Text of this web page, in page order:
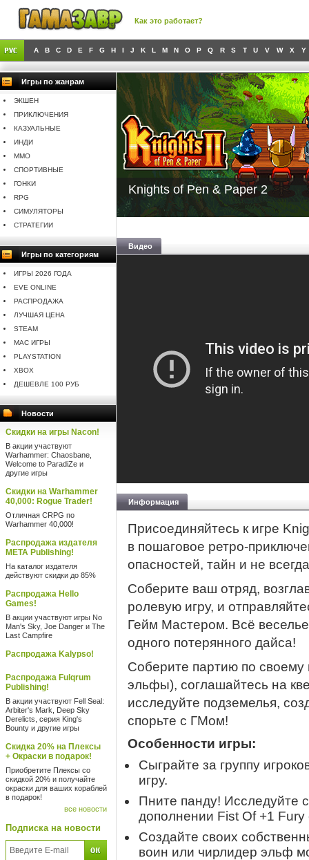
Как это работает?
A B C D E F G H I J K L M N O P Q R S T U V W X Y
Игры по жанрам
ЭКШЕН
ПРИКЛЮЧЕНИЯ
КАЗУАЛЬНЫЕ
ИНДИ
MMO
СПОРТИВНЫЕ
ГОНКИ
RPG
СИМУЛЯТОРЫ
СТРАТЕГИИ
Игры по категориям
ИГРЫ 2026 ГОДА
EVE ONLINE
РАСПРОДАЖА
ЛУЧШАЯ ЦЕНА
STEAM
MAC ИГРЫ
PLAYSTATION
XBOX
ДЕШЕВЛЕ 100 РУБ
Новости
Скидки на игры Nacon!
В акции участвуют
Warhammer: Chaosbane,
Welcome to ParadiZe и
другие игры
Скидки на Warhammer
40,000: Rogue Trader!
Отличная CRPG по
Warhammer 40,000!
Распродажа издателя
META Publishing!
На каталог издателя
действуют скидки до 85%
Распродажа Hello
Games!
В акции участвуют игры No
Man's Sky, Joe Danger и The
Last Campfire
Распродажа Kalypso!
Распродажа Fulqrum
Publishing!
В акции участвуют Fell Seal:
Arbiter's Mark, Deep Sky
Derelicts, серия King's
Bounty и другие игры
Скидка 20% на Плексы
+ Окраски в подарок!
Приобретите Плексы со
скидкой 20% и получайте
окраски для ваших кораблей
в подарок!
все новости
Подписка на новости
Knights of Pen & Paper 2
Видео
Информация
Присоединяйтесь к игре
в пошаговое ретро-
опасностей, тайн и не
Соберите ваш отряд,
ролевую игру, и
Гейм Мастером. Всё
одного потерянного дайса!
Соберите партию по своему
эльфы), соглашайтесь на
исследуйте подземелья,
спорьте с ГМом!
Особенности игры:
Сыграйте за группу
игру.
Пните панду! Исследуйте
дополнении Fist Of +1
Создайте своих
воин или чирлидер эльф